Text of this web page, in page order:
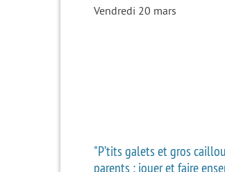
Vendredi 20 mars
"P’tits galets et gros
parents : jouer et faire